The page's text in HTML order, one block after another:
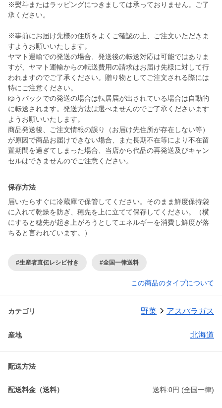
※熨斗またはラッピングにつきましては承っておりません。ご了
承ください。
※事前にお届け先様の住所をよくご確認の上、ご注文いただきま
すようお願いいたします。
ヤマト運輸での発送の場合、発送後の転送対応は可能ではありま
すが、ヤマト運輸からの転送費用の請求はお届け先様に対して行
われますのでご了承ください。贈り物としてご注文される際には
特にご注意ください。
ゆうパックでの発送の場合は転居届が出されている場合は自動的
に転送されます。発送方法は選べませんのでご了承くださいます
ようお願いいたします。
商品発送後、ご注文情報の誤り（お届け先住所が存在しない等）
が原因で商品お届けできない場合、また長期不在等により不在留
置期間を過ぎてしまった場合、当店から代品の再発送及びキャン
セルはできませんのでご注意ください。
保存方法
届いたらすぐに冷蔵庫で保管してください。そのまま鮮度保持袋
に入れて乾燥を防ぎ、穂先を上に立てて保存してください。（横
にすると穂先が起き上がろうとしてエネルギーを消費し鮮度が落
ちると言われています。）
#生産者直伝レシピ付き #全国一律送料
この商品のタイプについて
カテゴリ 野菜 アスパラガス
産地 北海道
配送方法
配送料金（送料） 送料:0円 (全国一律)